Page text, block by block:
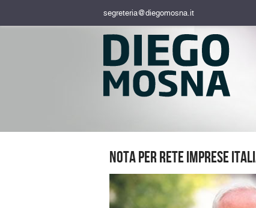
segreteria@diegomosna.it
Nota per rete imprese